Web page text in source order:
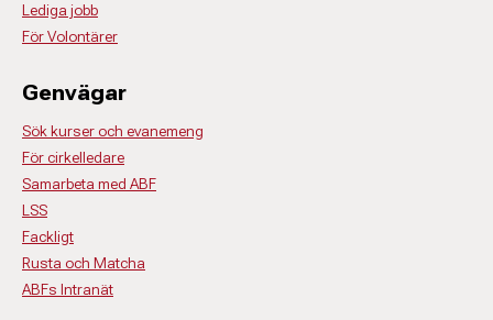
Lediga jobb
För Volontärer
Genvägar
Sök kurser och evanemeng
För cirkelledare
Samarbeta med ABF
LSS
Fackligt
Rusta och Matcha
ABFs Intranät